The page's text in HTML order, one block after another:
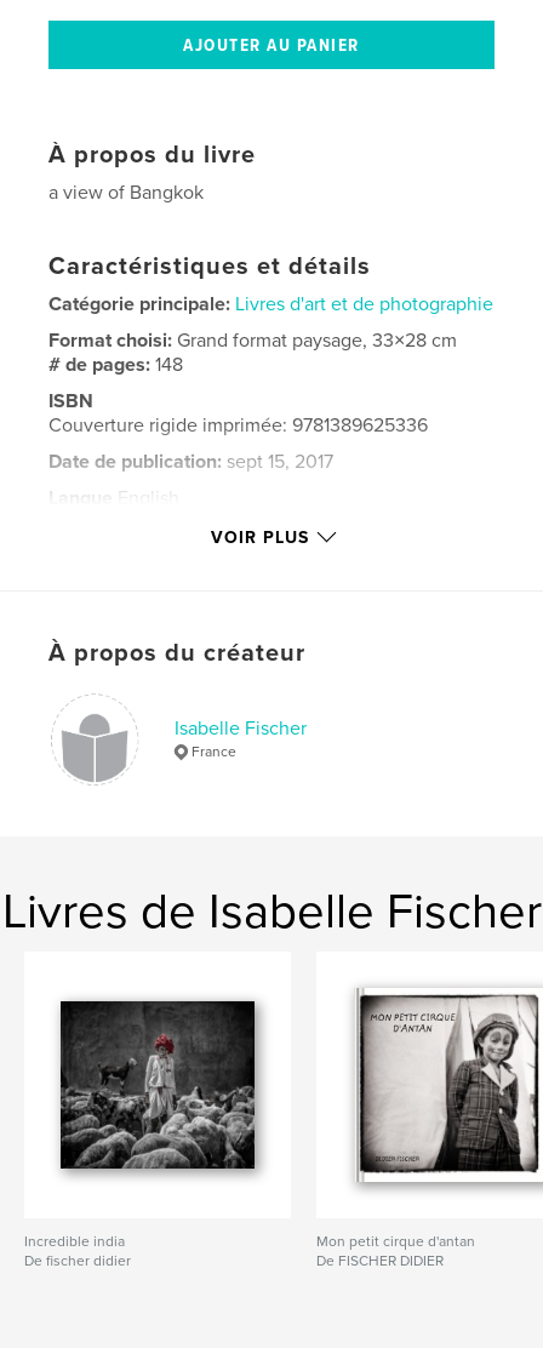
À propos du livre
a view of Bangkok
Caractéristiques et détails
Catégorie principale: Livres d'art et de photographie
Format choisi: Grand format paysage, 33×28 cm
# de pages:148
ISBN
Couverture rigide imprimée: 9781389625336
Date de publication: sept 15, 2017
Langue
English
VOIR PLUS
À propos du créateur
Isabelle Fischer
France
Livres de Isabelle Fischer
Incredible india
De fischer didier
Mon petit cirque d'antan
De FISCHER DIDIER